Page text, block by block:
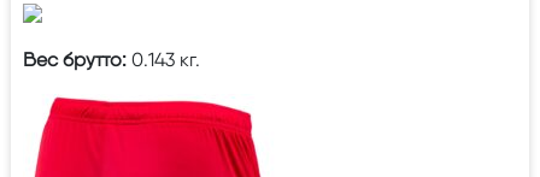
Вес брутто: 0.143 кг.